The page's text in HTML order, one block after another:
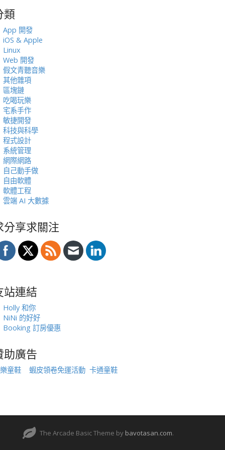
類
App 開發
iOS & Apple
Linux
Web 開發
假文青聽音樂
其他雜項
區塊鏈
吃喝玩樂
宅系手作
敏捷開發
科技與科學
程式設計
系統管理
網際網路
自己動手做
自由軟體
軟體工程
雲端 AI 大數據
分享求關注
站連結
Holly 和你
NiNi 的好好
Booking 訂房優惠
助廣告
童鞋 蝦皮領卷免運活動 卡通童鞋
The Arcade Basic Theme by bavotasan.com.